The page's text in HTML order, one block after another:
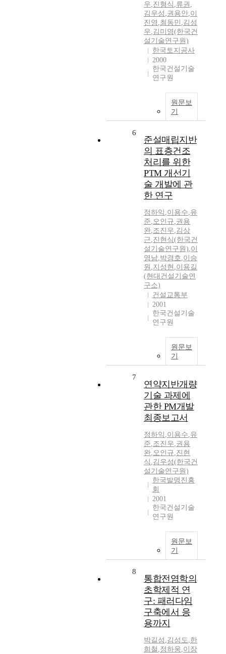
우,진형식 ,류권 ,
김우성 ,권용안,이
진영 ,최동민 ,김성
우,김미영(한국건
설기술연구원)
한국토지공사
2000
한국건설기술
연구원
원문보
기
6
준설매립지반
의 표층건조
처리를 위한
PTM 개선기
술 개발에 관
한 연구
정하익 ,이용수,유
준,오인규,권용
완,조진우,김상
근,진현식(한국건
설기술연구원),이
영남,박경호,이승
원 ,지성현 ,이용길
(현대건설기술연
구소)
건설교통부
2001
한국건설기술
연구원
원문보
기
7
연약지반개량
기술 과제에
관한 PM개발
최종보고서
정하익 ,이용수,유
준,조진우,권용
완,오인규,진현
식 ,김우성(한국건
설기술연구원)
한국발명진흥
회
2001
한국건설기술
연구원
원문보
기
8
통합전염학의
초학제적 연
구: 패러다임
구축에서 응
용까지
박길성 ,김성도,한
희철 ,정하웅,이장